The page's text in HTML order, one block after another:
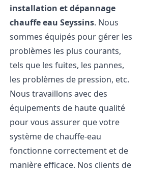
installation et dépannage
chauffe eau Seyssins. Nous
sommes équipés pour gérer les
problèmes les plus courants,
tels que les fuites, les pannes,
les problèmes de pression, etc.
Nous travaillons avec des
équipements de haute qualité
pour vous assurer que votre
système de chauffe-eau
fonctionne correctement et de
manière efficace. Nos clients de